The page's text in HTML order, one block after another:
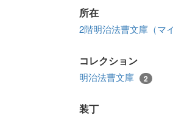
所在
2階明治法曹文庫（マ
コレクション
明治法曹文庫 2
装丁